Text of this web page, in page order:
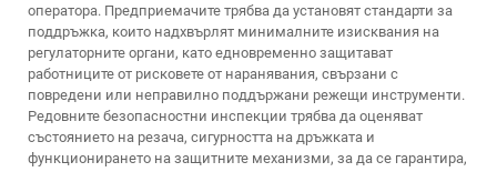
оператора. Предприемачите трябва да установят стандарти за
поддръжка, които надхвърлят минималните изисквания на
регулаторните органи, като едновременно защитават
работниците от рисковете от наранявания, свързани с
повредени или неправилно поддържани режещи инструменти.
Редовните безопасностни инспекции трябва да оценяват
състоянието на резача, сигурността на дръжката и
функционирането на защитните механизми, за да се гарантира,